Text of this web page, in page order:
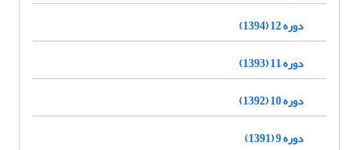
دوره 12 (1394)
دوره 11 (1393)
دوره 10 (1392)
دوره 9 (1391)